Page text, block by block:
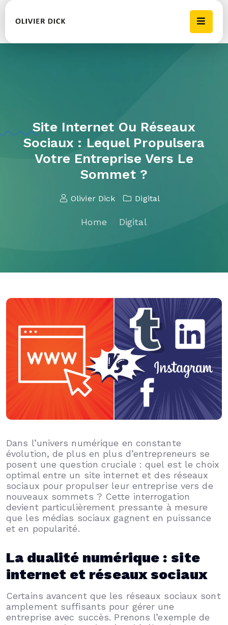
Site Internet Ou Réseaux
Sociaux : Lequel Propulsera
Votre Entreprise Vers Le
Sommet ?
Olivier Dick Digital
Home Digital
Dans l’univers numérique en constante
évolution, de plus en plus d’entrepreneurs se
posent une question cruciale : quel est le choix
optimal entre un site internet et des réseaux
sociaux pour propulser leur entreprise vers de
nouveaux sommets ? Cette interrogation
devient particulièrement pressante à mesure
que les médias sociaux gagnent en puissance
et en popularité.
La dualité numérique : site
internet et réseaux sociaux
Certains avancent que les réseaux sociaux sont
amplement suffisants pour gérer une
entreprise avec succès. Prenons l’exemple de